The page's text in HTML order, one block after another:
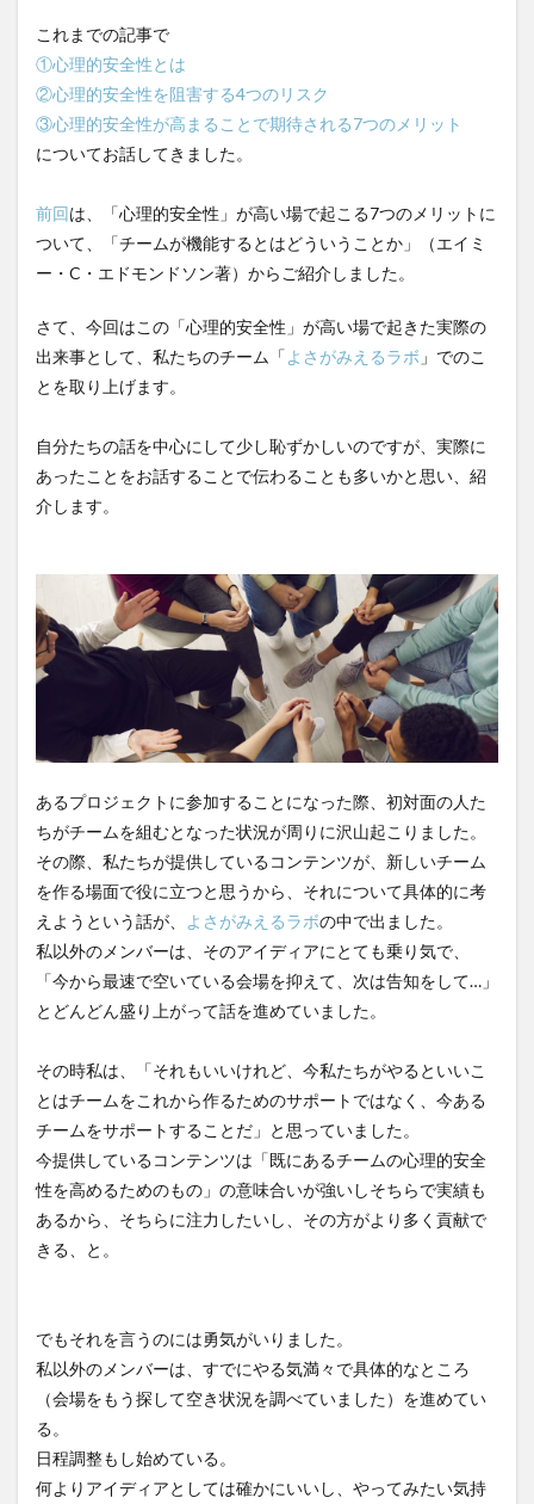
これまでの記事で
①心理的安全性とは
②心理的安全性を阻害する4つのリスク
③心理的安全性が高まることで期待される7つのメリット
についてお話してきました。
前回は、「心理的安全性」が高い場で起こる7つのメリットに
ついて、「チームが機能するとはどういうことか」（エイミ
ー・C・エドモンドソン著）からご紹介しました。
さて、今回はこの「心理的安全性」が高い場で起きた実際の
出来事として、私たちのチーム「よさがみえるラボ 」でのこ
とを取り上げます。
自分たちの話を中心にして少し恥ずかしいのですが、実際に
あったことをお話することで伝わることも多いかと思い、紹
介します。
あるプロジェクトに参加することになった際、初対面の人た
ちがチームを組むとなった状況が周りに沢山起こりました。
その際、私たちが提供しているコンテンツが、新しいチーム
を作る場面で役に立つと思うから、それについて具体的に考
えようという話が、
よさがみえるラボの中で出ました。
私以外のメンバーは、そのアイディアにとても乗り気で、
「今から最速で空いている会場を抑えて、次は告知をして…」
とどんどん盛り上がって話を進めていました。
その時私は、「それもいいけれど、今私たちがやるといいこ
とはチームをこれから作るためのサポートではなく、今ある
チームをサポートすることだ」と思っていました。
今提供しているコンテンツは「既にあるチームの心理的安全
性を高めるためのもの」の意味合いが強いしそちらで実績も
あるから、そちらに注力したいし、その方がより多く貢献で
きる、と。
でもそれを言うのには勇気がいりました。
私以外のメンバーは、すでにやる気満々で具体的なところ
（会場をもう探して空き状況を調べていました）を進めてい
る。
日程調整もし始めている。
何よりアイディアとしては確かにいいし、やってみたい気持
認定介護福祉士
運営指導
関西テレビ
障害者向けグループホーム
離職防止
靴下 飯田友一
香取幹
高瀬比左子
高齢者住宅新聞
未来の介護
未来をつくるKaigoカフェ
株式会社いぶき
梅雨 水仕事
決断力
涼しい
清潔感
濱崎明子
理念・ビジョンの浸透
社会福祉協議会
社会福祉士
社会福祉法人 若竹大寿会
社会福祉法人フラワー園
社会福祉連携推進法人
第35回 介護福祉国家試験
介護テクノロジー
介護DX
AprilDream ケアニン
カンテレ
カンテレハッズ
キャリアパス
キャンペーン
グッドデザイン賞
グランデージ和泉
クリスマス
グループウェア
クレーム
クローズアップ現代
ケアデータコネクト ホーム
コーチング
オリブ園
コミュニケーション
コンピテンシー
サカナクション
サポート
サンクスカード
シーツ
シフト表 ジャイ子
ショートヘアー
スケッター
スタッフ不足
スタッフ定着
ガレリア
オフェンス ズボン
Pepper
EQ
Future Care Lab in Japan
Hareru Base Arimatsu
ibuki
ICT ICT補助金
IT導入補助金
KAIGOアンバサダー育成研修会
MIKOTO
SOMPOケア
おとなりさん。
SOMPOフーズ
SOMPOホールディングス
Tシャツ
あかぎれ
いろはにかいご
エイプリルドリーム
エムズ落合
おだんご スッキリ
スマート介護
介護
らるご桜木
プレスリリース
フレンドチャット
マスキングテープ
マスク
マズローの5段階欲求説